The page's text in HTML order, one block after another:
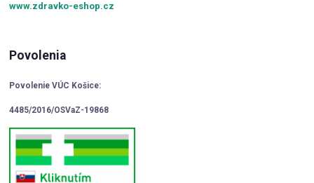
www.zdravko-eshop.cz
Povolenia
Povolenie VÚC Košice:
4485/2016/OSVaZ-19868